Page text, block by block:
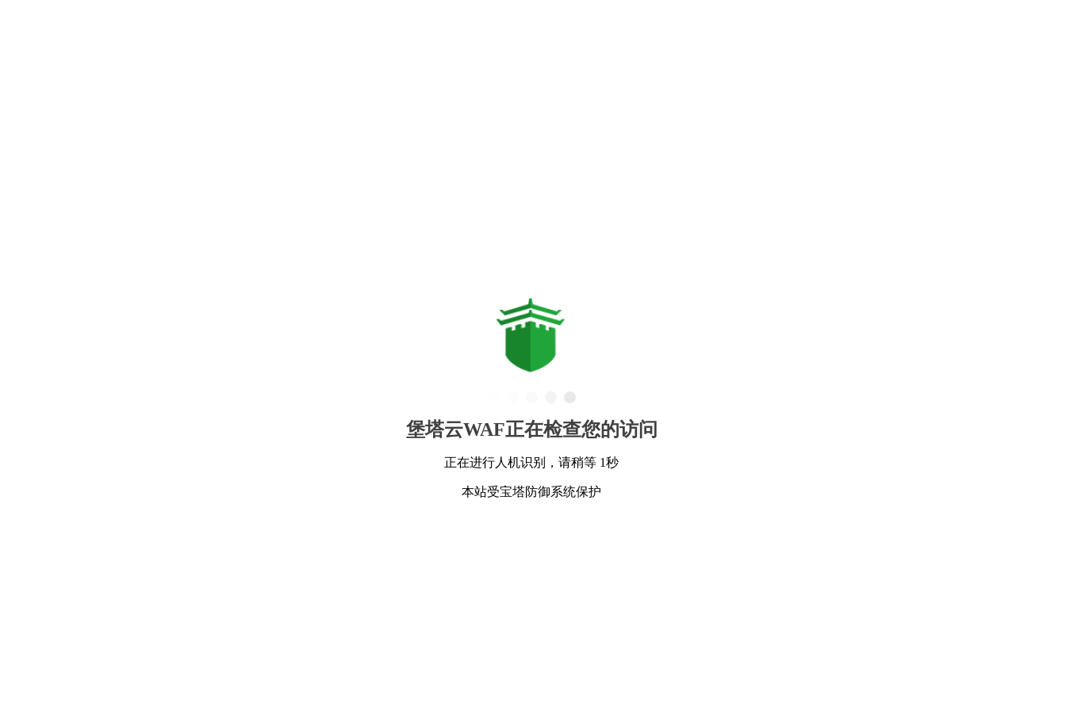
堡塔云WAF正在检查您的访问
正在进行人机识别，请稍等 1秒
本站受宝塔防御系统保护